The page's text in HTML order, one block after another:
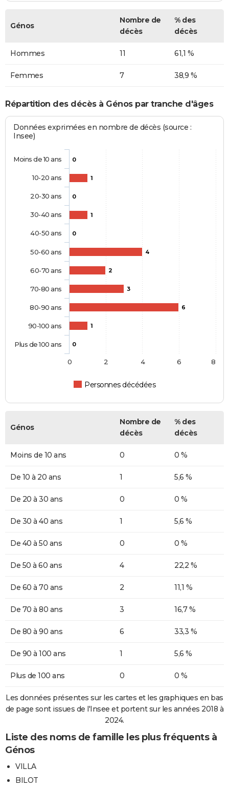
Génos
Nombre de
décès
% des
décès
Hommes 11 61,1 %
Femmes 7 38,9 %
Répartition des décès à Génos par tranche d'âges
Données exprimées en nombre de décès (source :
Insee)
0
1
0
1
0
4
2
3
6
1
0
Personnes décédées
Moins de 10 ans
10-20 ans
20-30 ans
30-40 ans
40-50 ans
50-60 ans
60-70 ans
70-80 ans
80-90 ans
90-100 ans
Plus de 100 ans
0 2 4 6 8
Génos
Nombre de
décès
% des
décès
Moins de 10 ans 0 0 %
De 10 à 20 ans 1 5,6 %
De 20 à 30 ans 0 0 %
De 30 à 40 ans 1 5,6 %
De 40 à 50 ans 0 0 %
De 50 à 60 ans 4 22,2 %
De 60 à 70 ans 2 11,1 %
De 70 à 80 ans 3 16,7 %
De 80 à 90 ans 6 33,3 %
De 90 à 100 ans 1 5,6 %
Plus de 100 ans 0 0 %
Les données présentes sur les cartes et les graphiques en bas
de page sont issues de l'Insee et portent sur les années 2018 à
2024.
Liste des noms de famille les plus fréquents à
Génos
VILLA
BILOT